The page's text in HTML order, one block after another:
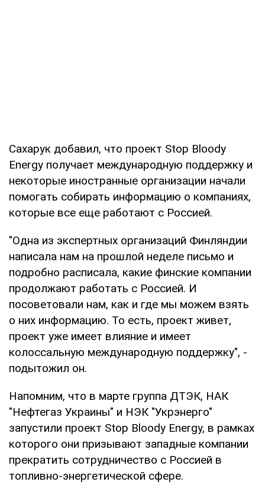
Сахарук добавил, что проект Stop Bloody
Energy получает международную поддержку и
некоторые иностранные организации начали
помогать собирать информацию о компаниях,
которые все еще работают с Россией.
"Одна из экспертных организаций Финляндии
написала нам на прошлой неделе письмо и
подробно расписала, какие финские компании
продолжают работать с Россией. И
посоветовали нам, как и где мы можем взять
о них информацию. То есть, проект живет,
проект уже имеет влияние и имеет
колоссальную международную поддержку", -
подытожил он.
Напомним, что в марте группа ДТЭК, НАК
"Нефтегаз Украины" и НЭК "Укрэнерго"
запустили проект Stop Bloody Energy, в рамках
которого они призывают западные компании
прекратить сотрудничество с Россией в
топливно-энергетической сфере.